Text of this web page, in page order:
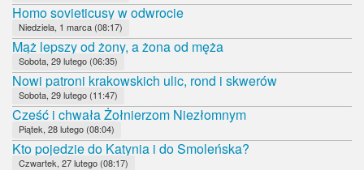
Homo sovieticusy w odwrocie
Niedziela, 1 marca (08:17)
Mąż lepszy od żony, a żona od męża
Sobota, 29 lutego (06:35)
Nowi patroni krakowskich ulic, rond i skwerów
Sobota, 29 lutego (11:47)
Cześć i chwała Żołnierzom Niezłomnym
Piątek, 28 lutego (08:04)
Kto pojedzie do Katynia i do Smoleńska?
Czwartek, 27 lutego (08:17)